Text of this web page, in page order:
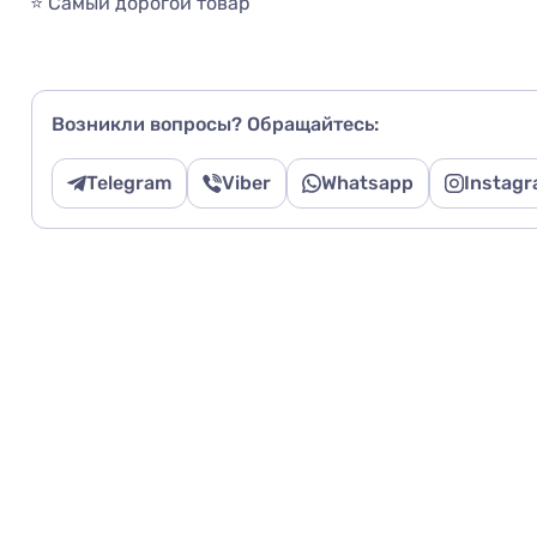
Возникли вопросы? Обращайтесь:
Telegram Viber Whatsapp